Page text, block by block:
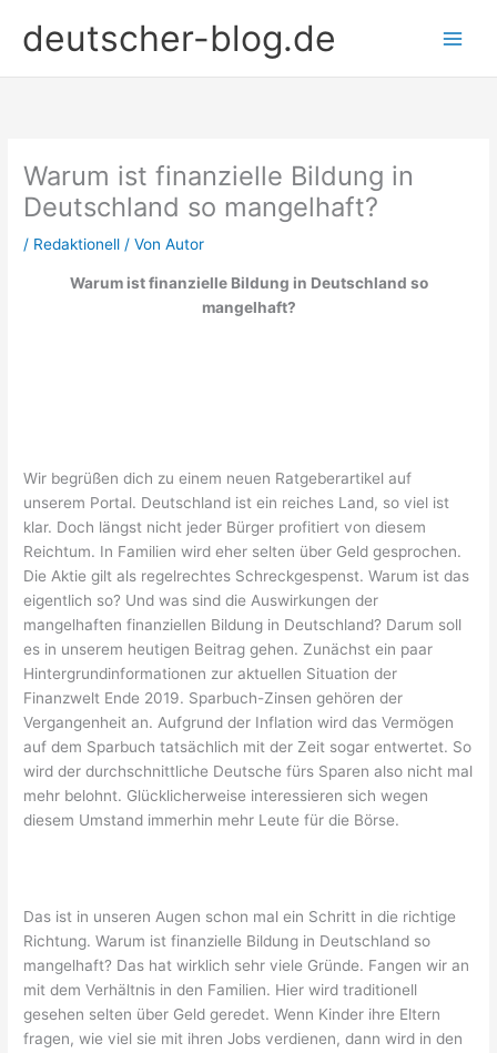
Inhaltdeutscher-blog.de
Warum ist finanzielle Bildung in
Deutschland so mangelhaft?
/ Redaktionell / VonAutor
Warum ist finanzielle Bildung in Deutschland so
mangelhaft?
Wir begrüßen dich zu einem neuen Ratgeberartikel auf
unserem Portal. Deutschland ist ein reiches Land, so viel ist
klar. Doch längst nicht jeder Bürger profitiert von diesem
Reichtum. In Familien wird eher selten über Geld gesprochen.
Die Aktie gilt als regelrechtes Schreckgespenst. Warum ist das
eigentlich so? Und was sind die Auswirkungen der
mangelhaften finanziellen Bildung in Deutschland? Darum soll
es in unserem heutigen Beitrag gehen. Zunächst ein paar
Hintergrundinformationen zur aktuellen Situation der
Finanzwelt Ende 2019. Sparbuch-Zinsen gehören der
Vergangenheit an. Aufgrund der Inflation wird das Vermögen
auf dem Sparbuch tatsächlich mit der Zeit sogar entwertet. So
wird der durchschnittliche Deutsche fürs Sparen also nicht mal
mehr belohnt. Glücklicherweise interessieren sich wegen
diesem Umstand immerhin mehr Leute für die Börse.
Das ist in unseren Augen schon mal ein Schritt in die richtige
Richtung. Warum ist finanzielle Bildung in Deutschland so
mangelhaft? Das hat wirklich sehr viele Gründe. Fangen wir an
mit dem Verhältnis in den Familien. Hier wird traditionell
gesehen selten über Geld geredet. Wenn Kinder ihre Eltern
fragen, wie viel sie mit ihren Jobs verdienen, dann wird in den